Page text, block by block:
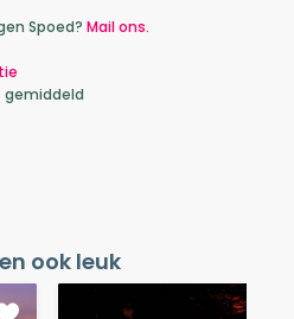
Spoed? Mail ons.
gemiddeld
ook leuk